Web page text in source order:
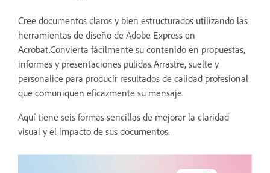
Cree documentos claros y bien estructurados utilizando las
herramientas de diseño de Adobe Express en
Acrobat.Convierta fácilmente su contenido en propuestas,
informes y presentaciones pulidas.Arrastre, suelte y
personalice para producir resultados de calidad profesional
que comuniquen eficazmente su mensaje.
Aquí tiene seis formas sencillas de mejorar la claridad
visual y el impacto de sus documentos.